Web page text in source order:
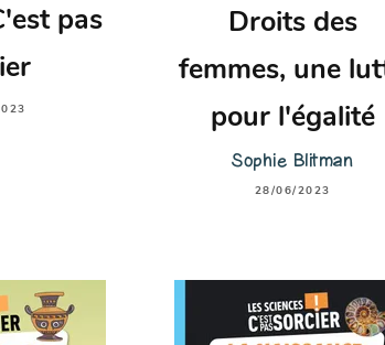
pas
Droits des
femmes, une
pour l'égalité
Sophie Blitman
28/06/2023